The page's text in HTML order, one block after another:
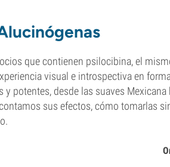
que contienen psilocibina, el
visual e introspectiva en
y potentes, desde las suaves
sus efectos, cómo tomarlas